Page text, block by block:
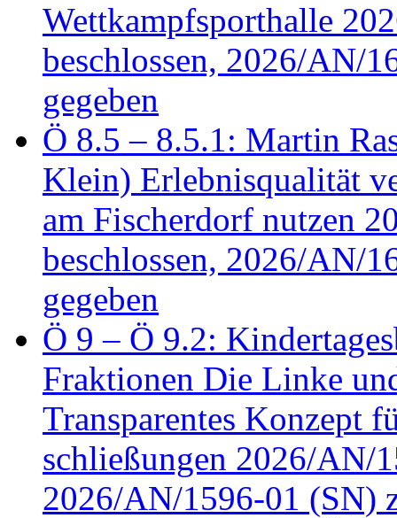
Wettkampfsporthalle
beschlossen, 2026/AN/
gegeben
Ö 8.5 – 8.5.1: Martin
Klein) Erlebnisqualität
am Fischerdorf nutzen
beschlossen, 2026/AN/
gegeben
Ö 9 – Ö 9.2:
Fraktionen Die Linke
Transparentes Konzept
schließungen 2026/AN/
2026/AN/1596-01 (SN)